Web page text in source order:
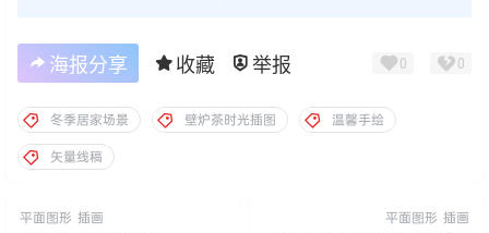
海报分享 收藏 举报 0 0
冬季居家场景 壁炉茶时光插图
温馨手绘
矢量线稿
平面图形 插画 平面图形 插画